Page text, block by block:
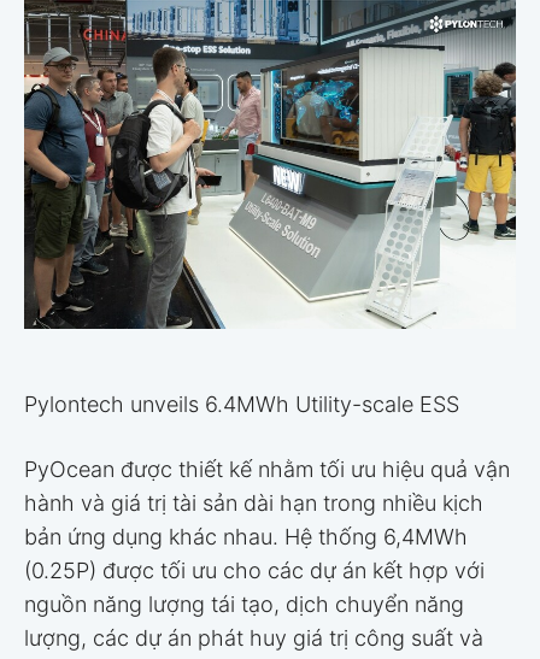
Pylontech unveils 6.4MWh Utility-scale ESS
PyOcean được thiết kế nhằm tối ưu hiệu quả vận
hành và giá trị tài sản dài hạn trong nhiều kịch
bản ứng dụng khác nhau. Hệ thống 6,4MWh
(0.25P) được tối ưu cho các dự án kết hợp với
nguồn năng lượng tái tạo, dịch chuyển năng
lượng, các dự án phát huy giá trị công suất và